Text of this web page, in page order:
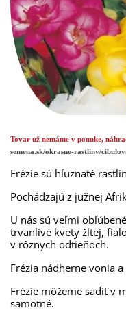
Tovar už nemáme v ponuke,
semena.sk/okrasne-rastliny/
Frézie sú hľuznaté
Pochádzajú z južnej
U nás sú veľmi
trvanlivé kvety žltej,
v rôznych odtieňoch.
Frézia nádherne vonia a
Frézie môžeme sadiť v
samotné.